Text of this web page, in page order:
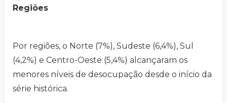
Regiões
Por regiões, o Norte (7%), Sudeste (6,4%), Sul
(4,2%) e Centro-Oeste (5,4%) alcançaram os
menores níveis de desocupação desde o início da
série histórica.